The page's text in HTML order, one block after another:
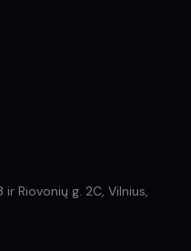
Riovonių g. 2C, Vilnius,